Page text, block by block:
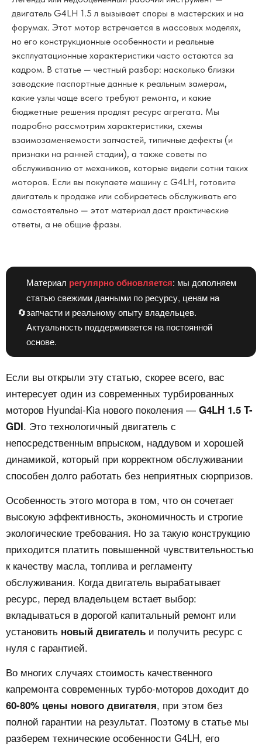
двигатель G4LH 1.5 л вызывает споры в мастерских и на
форумах. Этот мотор встречается в массовых моделях,
но его конструкционные особенности и реальные
эксплуатационные характеристики часто остаются за
кадром. В статье — честный разбор: насколько близки
заводские паспортные данные к реальным замерам,
какие узлы чаще всего требуют ремонта, и какие
бюджетные решения продлят ресурс агрегата. Мы
подробно рассмотрим характеристики, схемы
взаимозаменяемости запчастей, типичные дефекты (и
признаки на ранней стадии), а также советы по
обслуживанию от механиков, которые видели сотни таких
моторов. Если вы покупаете машину с G4LH, готовите
двигатель к продаже или собираетесь обслуживать его
самостоятельно — этот материал даст практические
ответы, а не общие фразы.
🔄
Материал регулярно обновляется: мы дополняем
статью свежими данными по ресурсу, ценам на
запчасти и реальному опыту владельцев.
Актуальность поддерживается на постоянной
основе.
Если вы открыли эту статью, скорее всего, вас
интересует один из современных турбированных
моторов Hyundai-Kia нового поколения — G4LH 1.5 T-
GDI. Это технологичный двигатель с
непосредственным впрыском, наддувом и хорошей
динамикой, который при корректном обслуживании
способен долго работать без неприятных сюрпризов.
Особенность этого мотора в том, что он сочетает
высокую эффективность, экономичность и строгие
экологические требования. Но за такую конструкцию
приходится платить повышенной чувствительностью
к качеству масла, топлива и регламенту
обслуживания. Когда двигатель вырабатывает
ресурс, перед владельцем встает выбор:
вкладываться в дорогой капитальный ремонт или
установить новый двигатель и получить ресурс с
нуля с гарантией.
Во многих случаях стоимость качественного
капремонта современных турбо-моторов доходит до
60-80% цены нового двигателя, при этом без
полной гарантии на результат. Поэтому в статье мы
разберем технические особенности G4LH, его